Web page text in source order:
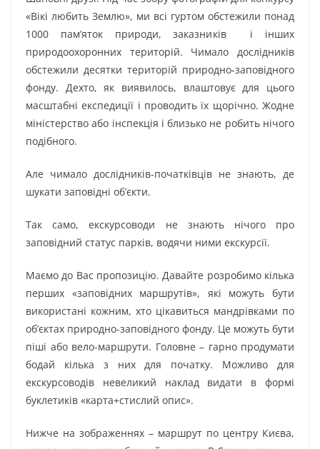
«Вікі любить Землю», ми всі гуртом обстежили понад
1000 пам’яток природи, заказників і інших
природоохоронних територій. Чимало дослідників
обстежили десятки територій природно-заповідного
фонду. Дехто, як виявилось, влаштовує для цього
масштабні експедиції і проводить їх щорічно. Жодне
міністерство або інспекція і близько не робить нічого
подібного.
Але чимало дослідників-початківців не знають, де
шукати заповідні об’єкти.
Так само, екскурсоводи не знають нічого про
заповідний статус парків, водячи ними екскурсії.
Маємо до Вас пропозицію. Давайте розробимо кілька
перших «заповідних маршрутів», які можуть бути
використані кожним, хто цікавиться мандрівками по
об’єктах природно-заповідного фонду. Це можуть бути
піші або вело-маршрути. Головне – гарно продумати
бодай кілька з них для початку. Можливо для
екскурсоводів невеликий наклад видати в формі
буклетиків «карта+стислий опис».
Нижче на зображеннях – маршрут по центру Києва,